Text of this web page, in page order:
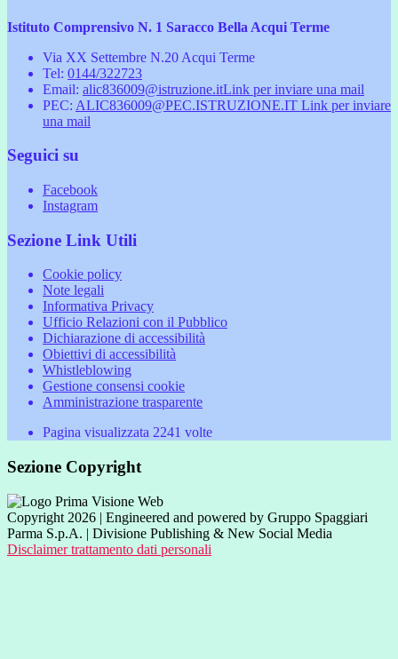
Istituto Comprensivo N. 1 Saracco Bella Acqui Terme
Via XX Settembre N.20 Acqui Terme
Tel: 0144/322723
Email: alic836009@istruzione.itLink per inviare una mail
PEC: ALIC836009@PEC.ISTRUZIONE.IT Link per inviare
una mail
Seguici su
Facebook
Instagram
Sezione Link Utili
Cookie policy
Note legali
Informativa Privacy
Ufficio Relazioni con il Pubblico
Dichiarazione di accessibilità
Obiettivi di accessibilità
Whistleblowing
Gestione consensi cookie
Amministrazione trasparente
Pagina visualizzata 2241 volte
Sezione Copyright
Copyright 2026 | Engineered and powered by Gruppo Spaggiari
Parma S.p.A. | Divisione Publishing & New Social Media
Disclaimer trattamento dati personali